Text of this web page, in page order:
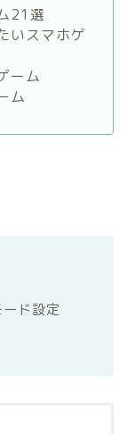
21選
いスマホゲ
ーム
ム
ド設定